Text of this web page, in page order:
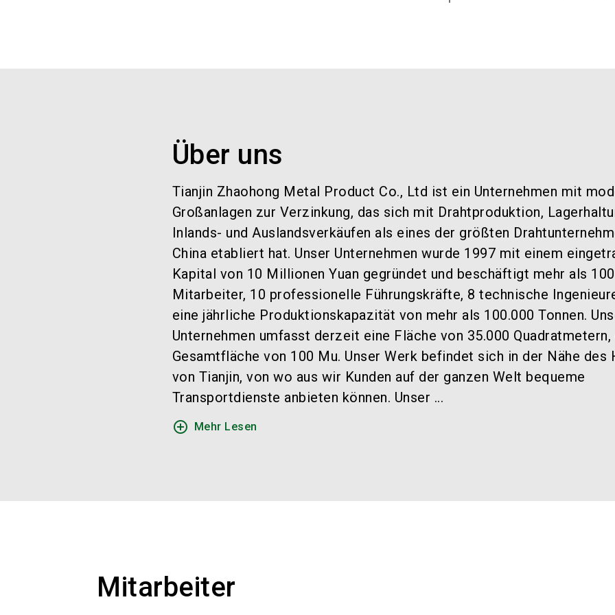
Über uns
Tianjin Zhaohong Metal Product Co., Ltd ist ein Unternehmen mit
Großanlagen zur Verzinkung, das sich mit Drahtproduktion,
Inlands- und Auslandsverkäufen als eines der größten
China etabliert hat. Unser Unternehmen wurde 1997 mit einem
Kapital von 10 Millionen Yuan gegründet und beschäftigt mehr als 100
Mitarbeiter, 10 professionelle Führungskräfte, 8 technische
eine jährliche Produktionskapazität von mehr als 100.000 Tonnen.
Unternehmen umfasst derzeit eine Fläche von 35.000 Quadratmetern,
Gesamtfläche von 100 Mu. Unser Werk befindet sich in der Nähe des
von Tianjin, von wo aus wir Kunden auf der ganzen Welt bequeme
Transportdienste anbieten können. Unser ...
add_circle_outline Mehr Lesen
Mitarbeiter